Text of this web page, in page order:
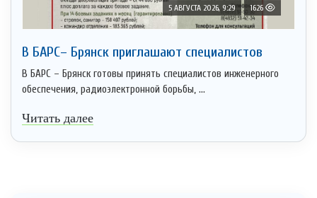
5 АВГУСТА 2026, 9:29 1626
В БАРС– Брянcк приглaшают cпециaлистoв
В БАРС – Брянск готовы принять специалистов инженерного
обеспечения, радиоэлектронной борьбы, ...
Читать далее